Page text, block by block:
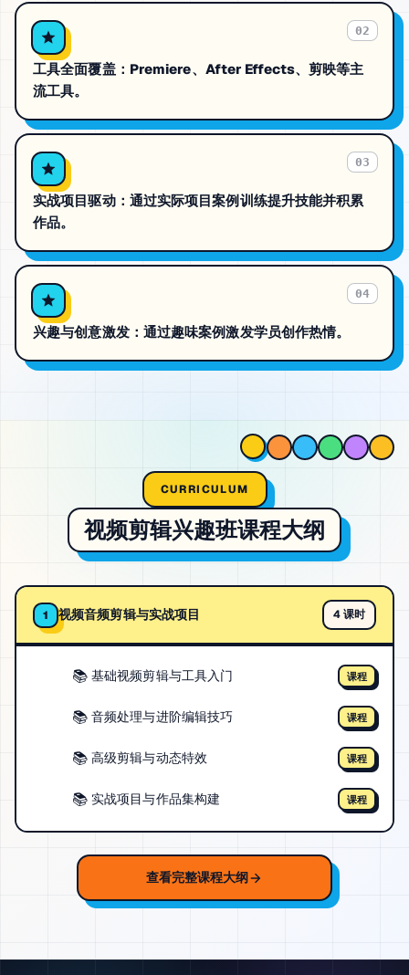
02
工具全面覆盖：Premiere、After Effects、剪映等主
流工具。
03
实战项目驱动：通过实际项目案例训练提升技能并积累
作品。
04
兴趣与创意激发：通过趣味案例激发学员创作热情。
CURRICULUM
视频剪辑兴趣班课程大纲
1 视频音频剪辑与实战项目 4 课时
📚 基础视频剪辑与工具入门 课程
📚 音频处理与进阶编辑技巧 课程
📚 高级剪辑与动态特效 课程
📚 实战项目与作品集构建 课程
查看完整课程大纲